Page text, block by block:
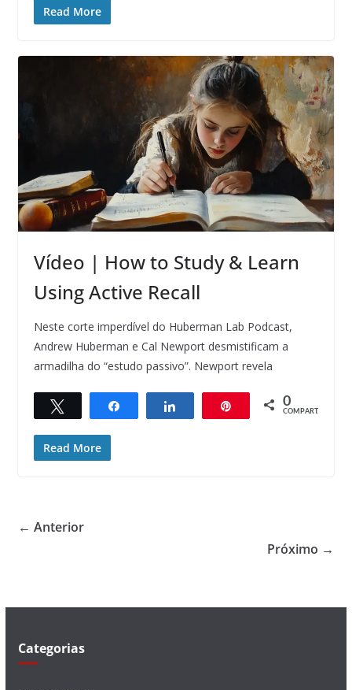
Read More
Vídeo | How to Study & Learn
Using Active Recall
Neste corte imperdível do Huberman Lab Podcast,
Andrew Huberman e Cal Newport desmistificam a
armadilha do “estudo passivo”. Newport revela
Compartilhar Compartilhar 0
COMPART.
Read More
← Anterior
Próximo →
Categorias